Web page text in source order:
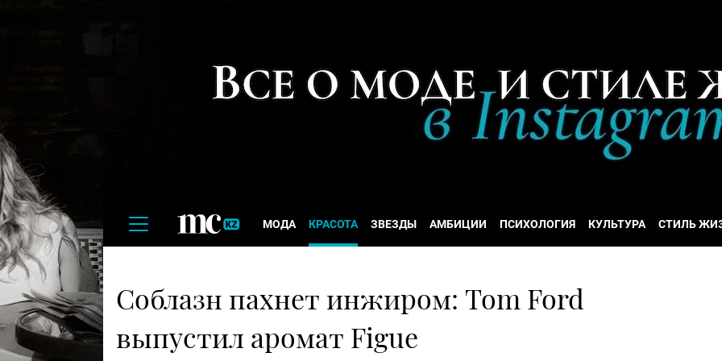
МОДА КРАСОТА ЗВЕЗДЫ АМБИЦИИ ПСИХОЛОГИЯ КУЛЬТУРА СТИЛЬ
Соблазн пахнет инжиром: Tom Ford
выпустил аромат Figue